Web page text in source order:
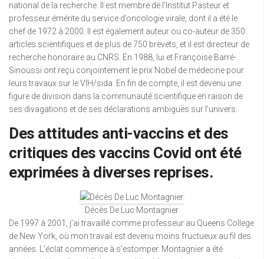
national de la recherche. Il est membre de l’Institut Pasteur et
professeur émérite du service d’oncologie virale, dont il a été le
chef de 1972 à 2000. Il est également auteur ou co-auteur de 350
articles scientifiques et de plus de 750 brevets, et il est directeur de
recherche honoraire au CNRS. En 1988, lui et Françoise Barré-
Sinoussi ont reçu conjointement le prix Nobel de médecine pour
leurs travaux sur le VIH/sida. En fin de compte, il est devenu une
figure de division dans la communauté scientifique en raison de
ses divagations et de ses déclarations ambiguës sur l’univers.
Des attitudes anti-vaccins et des
critiques des vaccins Covid ont été
exprimées à diverses reprises.
Décès De Luc Montagnier
De 1997 à 2001, j’ai travaillé comme professeur au Queens College
de New York, où mon travail est devenu moins fructueux au fil des
années. L’éclat commence à s’estomper. Montagnier a été